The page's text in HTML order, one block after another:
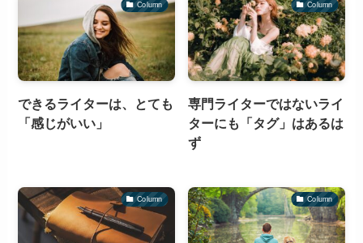
Column
できるライターは、とても
「感じがいい」
Column
専門ライターではないライ
ターにも「タグ」はあるは
ず
Column Column